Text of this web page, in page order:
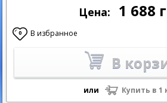
Цена: 1 688
0 В избранное
В
или Купить в 1